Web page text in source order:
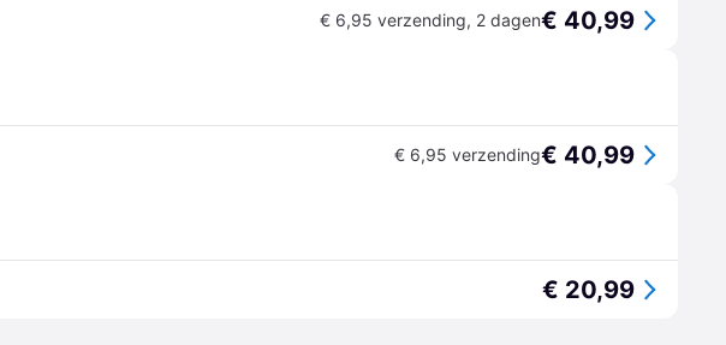
€ 6,95 verzending, 2 dagen€ 40,99
€ 6,95 verzending€ 40,99
€ 20,99